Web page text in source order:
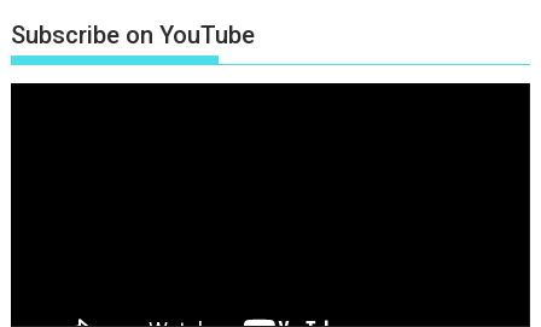
Subscribe on YouTube